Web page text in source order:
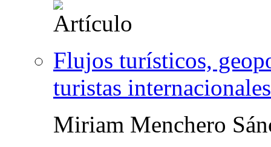
Flujos turísticos,
turistas
Miriam Menchero